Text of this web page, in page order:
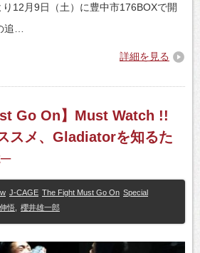
り12月9日（土）に豊中市176BOXで開
追…
詳細を見る
Go On】Must Watch !!
スメ、Gladiatorを知るた
J-CAGE The Fight Must Go On Special
悟 櫻井雄一郎